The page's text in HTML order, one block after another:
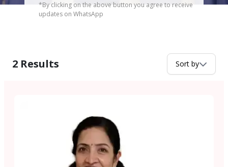
*By clicking on the above button you agree to receive
updates on WhatsApp
2 Results Sort by